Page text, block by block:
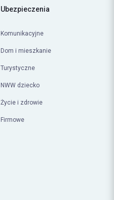
Ubezpieczenia
Komunikacyjne
Dom i mieszkanie
Turystyczne
NWW dziecko
Życie i zdrowie
Firmowe